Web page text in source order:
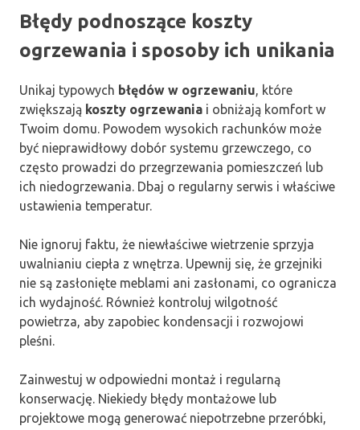
Błędy podnoszące koszty
ogrzewania i sposoby ich unikania
Unikaj typowych błędów w ogrzewaniu, które
zwiększają koszty ogrzewania i obniżają komfort w
Twoim domu. Powodem wysokich rachunków może
być nieprawidłowy dobór systemu grzewczego, co
często prowadzi do przegrzewania pomieszczeń lub
ich niedogrzewania. Dbaj o regularny serwis i właściwe
ustawienia temperatur.
Nie ignoruj faktu, że niewłaściwe wietrzenie sprzyja
uwalnianiu ciepła z wnętrza. Upewnij się, że grzejniki
nie są zasłonięte meblami ani zasłonami, co ogranicza
ich wydajność. Również kontroluj wilgotność
powietrza, aby zapobiec kondensacji i rozwojowi
pleśni.
Zainwestuj w odpowiedni montaż i regularną
konserwację. Niekiedy błędy montażowe lub
projektowe mogą generować niepotrzebne przeróbki,